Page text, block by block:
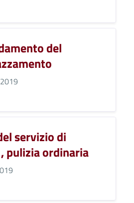
del
servizio di
pulizia ordinaria